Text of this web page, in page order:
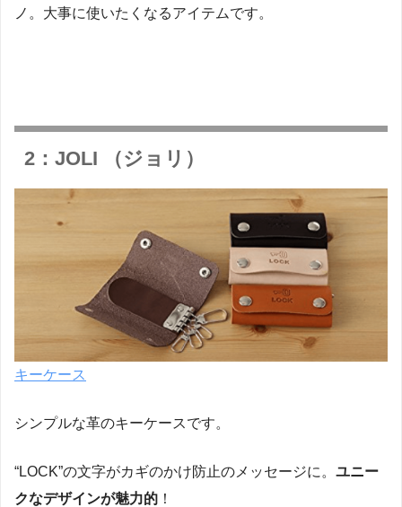
ノ。大事に使いたくなるアイテムです。
2：JOLI （ジョリ）
キーケース
シンプルな革のキーケースです。
“LOCK”の文字がカギのかけ防止のメッセージに。 ユニー
クなデザインが魅力的 ！